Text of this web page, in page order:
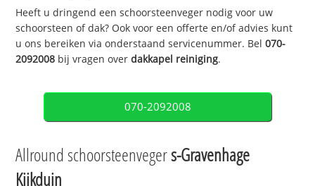
Heeft u dringend een schoorsteenveger nodig voor uw
schoorsteen of dak? Ook voor een offerte en/of advies kunt
u ons bereiken via onderstaand servicenummer. Bel070-
2092008 bij vragen overdakkapel reiniging.
070-2092008
Allround schoorsteenvegers-Gravenhage
Kijkduin